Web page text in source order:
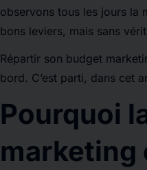
observons tous les jours la
bons leviers, mais sans
Répartir son budget
bord. C’est parti, dans cet
Pourquoi
marketing